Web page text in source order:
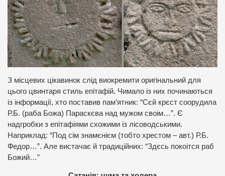
З місцевих цікавинок слід виокремити оригінальний для
цього цвинтаря стиль епітафій. Чимало із них починаються
із інформації, хто поставив пам’ятник: “Сєй крєст соорудила
Р.Б. (раба Божа) Параскєва над мужом своім…”. Є
надгробки з епітафіями схожими із лісоводськими.
Наприклад: “Под сім знамєнієм (тобто хрестом – авт.) Р.Б.
Федор…”. Але вистачає й традиційних: “Здєсь покоітся раб
Божий…”